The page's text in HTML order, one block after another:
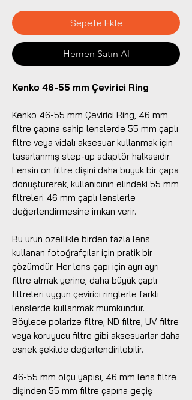
Sepete Ekle
Hemen Satın Al
Kenko 46-55 mm Çevirici Ring
Kenko 46-55 mm Çevirici Ring, 46 mm
filtre çapına sahip lenslerde 55 mm çaplı
filtre veya vidalı aksesuar kullanmak için
tasarlanmış step-up adaptör halkasıdır.
Lensin ön filtre dişini daha büyük bir çapa
dönüştürerek, kullanıcının elindeki 55 mm
filtreleri 46 mm çaplı lenslerle
değerlendirmesine imkan verir.
Bu ürün özellikle birden fazla lens
kullanan fotoğrafçılar için pratik bir
çözümdür. Her lens çapı için ayrı ayrı
filtre almak yerine, daha büyük çaplı
filtreleri uygun çevirici ringlerle farklı
lenslerde kullanmak mümkündür.
Böylece polarize filtre, ND filtre, UV filtre
veya koruyucu filtre gibi aksesuarlar daha
esnek şekilde değerlendirilebilir.
46-55 mm ölçü yapısı, 46 mm lens filtre
dişinden 55 mm filtre çapına geçiş